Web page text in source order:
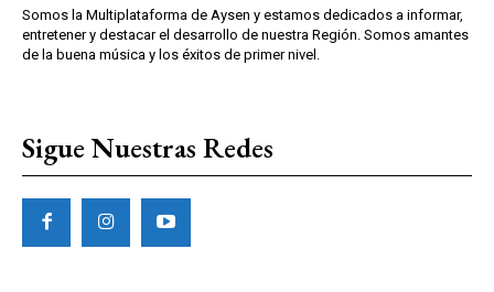
Somos la Multiplataforma de Aysen y estamos dedicados a informar,
entretener y destacar el desarrollo de nuestra Región. Somos amantes
de la buena música y los éxitos de primer nivel.
Sigue Nuestras Redes